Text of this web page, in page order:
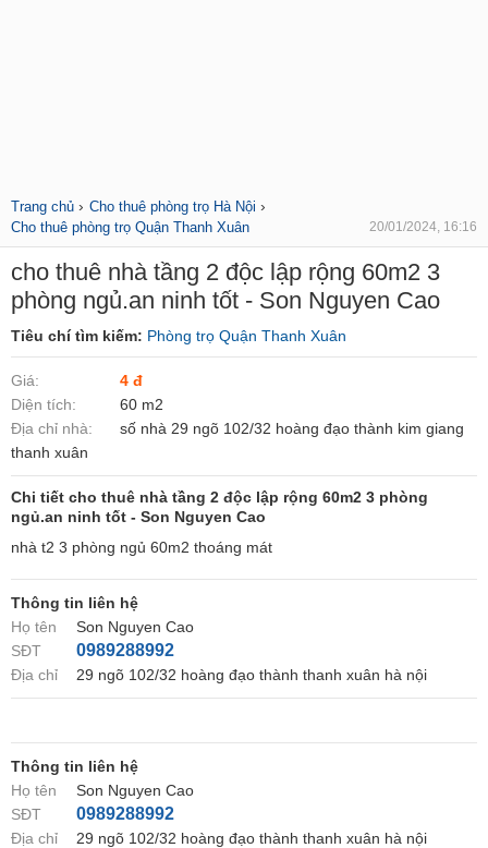
Trang chủ › Cho thuê phòng trọ Hà Nội ›
Cho thuê phòng trọ Quận Thanh Xuân 20/01/2024, 16:16
cho thuê nhà tầng 2 độc lập rộng 60m2 3
phòng ngủ.an ninh tốt - Son Nguyen Cao
Tiêu chí tìm kiếm: Phòng trọ Quận Thanh Xuân
Giá:
4 đ
Diện tích:
60 m2
Địa chỉ nhà:
số nhà 29 ngõ 102/32 hoàng đạo thành kim giang
thanh xuân
Chi tiết cho thuê nhà tầng 2 độc lập rộng 60m2 3 phòng
ngủ.an ninh tốt - Son Nguyen Cao
nhà t2 3 phòng ngủ 60m2 thoáng mát
Thông tin liên hệ
Họ tên
Son Nguyen Cao
SĐT
0989288992
Địa chỉ 29 ngõ 102/32 hoàng đạo thành thanh xuân hà nội
Thông tin liên hệ
Họ tên
Son Nguyen Cao
SĐT
0989288992
Địa chỉ 29 ngõ 102/32 hoàng đạo thành thanh xuân hà nội